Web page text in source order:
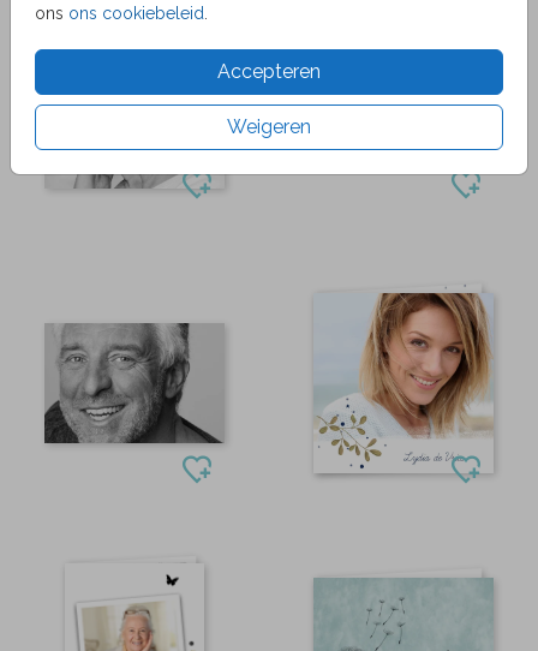
ons ons cookiebeleid
Accepteren
Weigeren